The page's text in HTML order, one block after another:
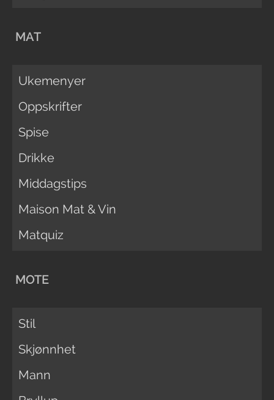
MAT
Ukemenyer
Oppskrifter
Spise
Drikke
Middagstips
Maison Mat & Vin
Matquiz
MOTE
Stil
Skjønnhet
Mann